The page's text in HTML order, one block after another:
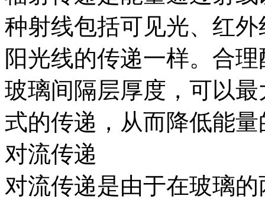
种射线包括可见光、红
阳光线的传递一样。合
玻璃间隔层厚度，可以
式的传递，从而降低能
对流传递
对流传递是由于在玻璃